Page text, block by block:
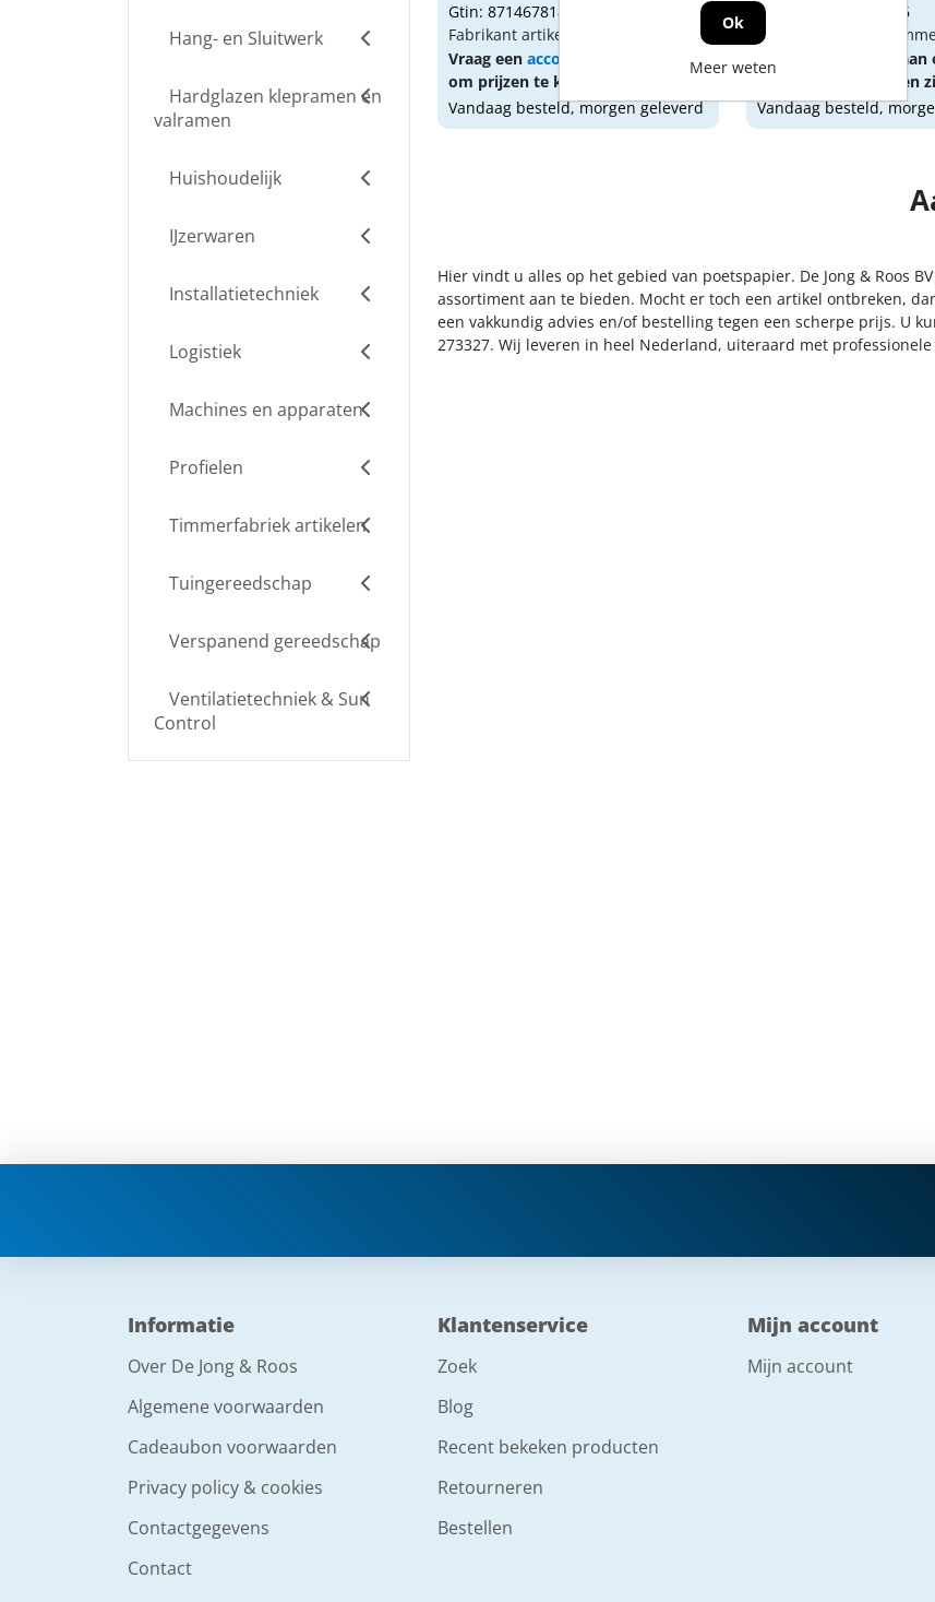
Hang- en Sluitwerk
Hardglazen klepramen en
valramen
Huishoudelijk
IJzerwaren
Installatietechniek
Logistiek
Machines en apparaten
Profielen
Timmerfabriek artikelen
Tuingereedschap
Verspanend gereedschap
Ventilatietechniek & Sun
Control
Gtin: 8714678185601
Fabrikant artikel nummer: 1516123
Vraag een account
om prijzen te kunnen zien.
Vandaag besteld, morgen geleverd
Gtin: 8714678185526
Fabrikant artikel
aan
om prijzen te kunnen
Vandaag besteld,
Hier vindt u alles op het gebied van poetspapier. De Jong & Roos
assortiment aan te bieden. Mocht er toch een artikel ontbreken,
een vakkundig advies en/of bestelling tegen een scherpe prijs. U
273327. Wij leveren in heel Nederland, uiteraard met
Informatie
Over De Jong & Roos
Algemene voorwaarden
Cadeaubon voorwaarden
Privacy policy & cookies
Contactgegevens
Contact
Klantenservice
Zoek
Blog
Recent bekeken producten
Retourneren
Bestellen
Mijn account
Mijn account
Ok
Meer weten